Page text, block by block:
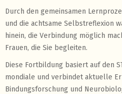
Durch den gemeinsamen
und die achtsame Selbstreflexion
hinein, die Verbindung möglich
Frauen, die Sie begleiten.
Diese Fortbildung basiert auf den
mondiale und verbindet aktuelle
Bindungsforschung und